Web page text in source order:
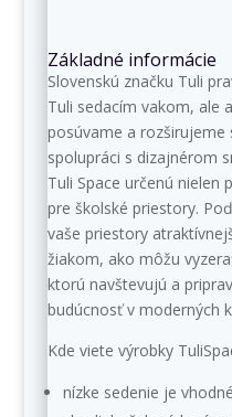
Základné informácie
Slovenskú značku Tuli
Tuli sedacím vakom, ale
posúvame a
spolupráci s dizajnérom
Tuli Space určenú nielen
pre školské priestory.
vaše priestory
žiakom, ako môžu
ktorú navštevujú a
budúcnosť v moderných
Kde viete výrobky
nízke sedenie je